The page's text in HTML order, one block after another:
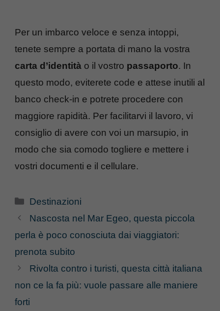
Per un imbarco veloce e senza intoppi,
tenete sempre a portata di mano la vostra
carta d’identità o il vostro passaporto. In
questo modo, eviterete code e attese inutili al
banco check-in e potrete procedere con
maggiore rapidità. Per facilitarvi il lavoro, vi
consiglio di avere con voi un marsupio, in
modo che sia comodo togliere e mettere i
vostri documenti e il cellulare.
Categorie
Destinazioni
Nascosta nel Mar Egeo, questa piccola
perla è poco conosciuta dai viaggiatori:
prenota subito
Rivolta contro i turisti, questa città italiana
non ce la fa più: vuole passare alle maniere
forti